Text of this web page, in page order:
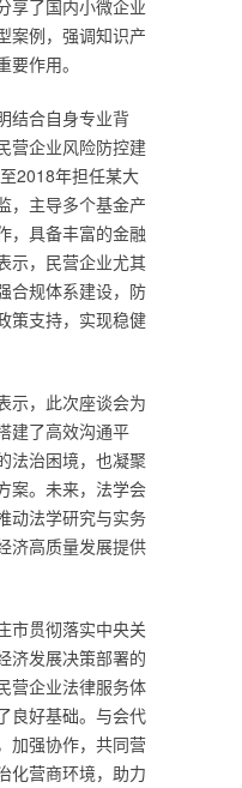
享了国内小微企业
案例，强调知识产
作用。
结合自身专业背
营企业风险防控建
2018年担任某大
，主导多个基金产
，具备丰富的金融
示，民营企业尤其
合规体系建设，防
策支持，实现稳健
示，此次座谈会为
建了高效沟通平
法治困境，也凝聚
案。未来，法学会
动法学研究与实务
济高质量发展提供
市贯彻落实中央关
济发展决策部署的
营企业法律服务体
良好基础。与会代
加强协作，共同营
化营商环境，助力